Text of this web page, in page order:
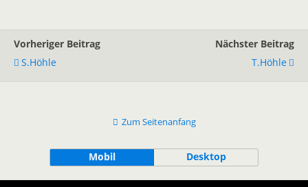
Vorheriger Beitrag
S.höhle
Nächster Beitrag
T.höhle
Zum Seitenanfang
Mobil Desktop